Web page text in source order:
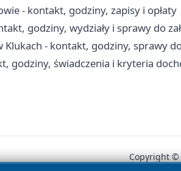
- kontakt, godziny, zapisy i opłaty
godziny, wydziały i sprawy do
Klukach - kontakt, godziny, sprawy
godziny, świadczenia i kryteria
Copyright ©